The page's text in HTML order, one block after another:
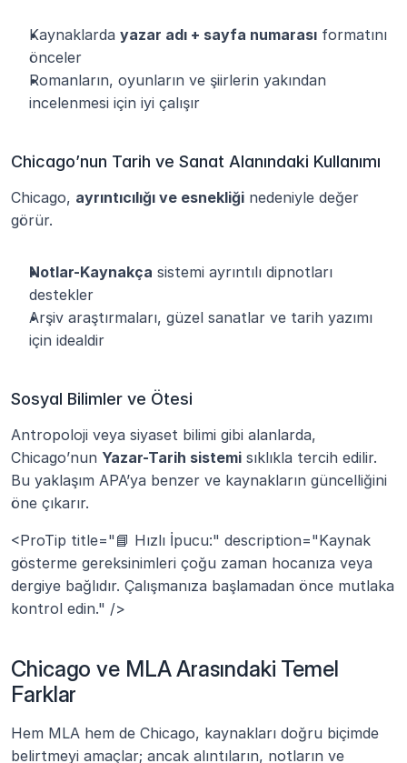
Kaynaklarda yazar adı + sayfa numarası formatını
önceler
Romanların, oyunların ve şiirlerin yakından
incelenmesi için iyi çalışır
Chicago’nun Tarih ve Sanat Alanındaki Kullanımı
Chicago, ayrıntıcılığı ve esnekliği nedeniyle değer
görür.
Notlar-Kaynakça sistemi ayrıntılı dipnotları
destekler
Arşiv araştırmaları, güzel sanatlar ve tarih yazımı
için idealdir
Sosyal Bilimler ve Ötesi
Antropoloji veya siyaset bilimi gibi alanlarda,
Chicago’nun Yazar-Tarih sistemi sıklıkla tercih edilir.
Bu yaklaşım APA’ya benzer ve kaynakların güncelliğini
öne çıkarır.
<ProTip title="📘 Hızlı İpucu:" description="Kaynak
gösterme gereksinimleri çoğu zaman hocanıza veya
dergiye bağlıdır. Çalışmanıza başlamadan önce mutlaka
kontrol edin." />
Chicago ve MLA Arasındaki Temel
Farklar
Hem MLA hem de Chicago, kaynakları doğru biçimde
belirtmeyi amaçlar; ancak alıntıların, notların ve